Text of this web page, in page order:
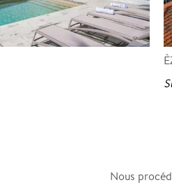
Nous